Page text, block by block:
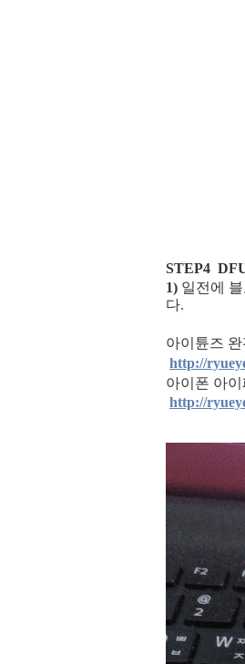
STEP4
1) 일전에
다.
아이튠즈
http://
아이폰 아
http://